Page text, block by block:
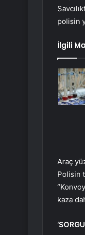
polisin
İlgili
Araç
Polisin
kaza